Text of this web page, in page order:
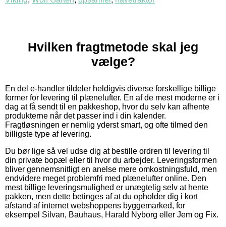
Hvilken fragtmetode skal jeg
vælge?
En del e-handler tildeler heldigvis diverse forskellige billige
former for levering til plænelufter. En af de mest moderne er i
dag at få sendt til en pakkeshop, hvor du selv kan afhente
produkterne når det passer ind i din kalender.
Fragtløsningen er nemlig yderst smart, og ofte tilmed den
billigste type af levering.
Du bør lige så vel udse dig at bestille ordren til levering til
din private bopæl eller til hvor du arbejder. Leveringsformen
bliver gennemsnitligt en anelse mere omkostningsfuld, men
endvidere meget problemfri med plænelufter online. Den
mest billige leveringsmulighed er unægtelig selv at hente
pakken, men dette betinges af at du opholder dig i kort
afstand af internet webshoppens byggemarked, for
eksempel Silvan, Bauhaus, Harald Nyborg eller Jem og Fix.